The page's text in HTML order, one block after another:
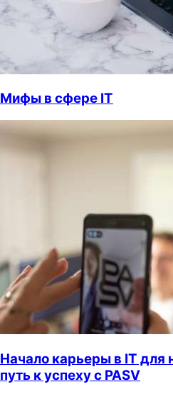
Мифы в сфере IT
Начало карьеры в IT
путь к успеху с PASV